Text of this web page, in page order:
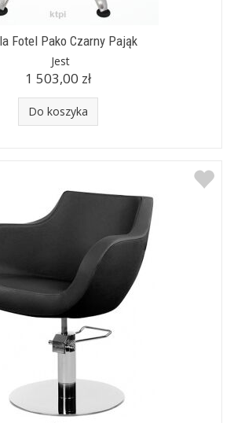
Fotel Pako Czarny Pająk
Jest
1 503,00 zł
Do koszyka